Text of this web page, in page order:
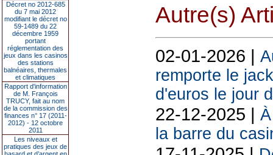
Décret no 2012-685
du 7 mai 2012
modifiant le décret no
59-1489 du 22
décembre 1959
portant
réglementation des
jeux dans les casinos
des stations
balnéaires, thermales
et climatiques
Rapport d'information
de M. François
TRUCY, fait au nom
de la commission des
finances n° 17 (2011-
2012) - 12 octobre
2011
Les niveaux et
pratiques des jeux de
Autre(s)
02-01-2026 |
remporte le
d'euros le jour
22-12-2025 |
la barre du